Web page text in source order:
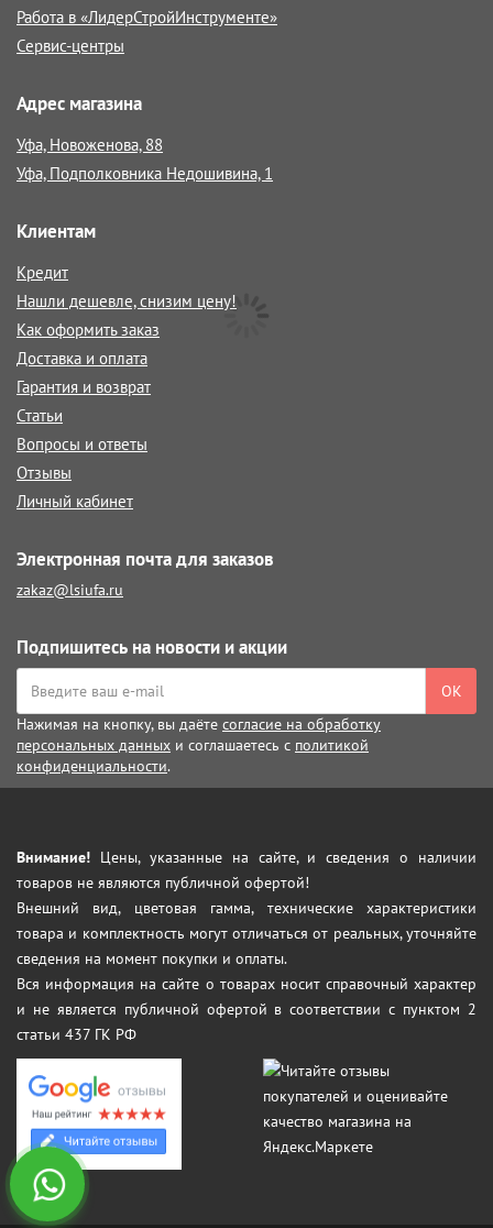
Работа в «ЛидерСтройИнструменте»
Сервис-центры
Адрес магазина
Уфа, Новоженова, 88
Уфа, Подполковника Недошивина, 1
Клиентам
Кредит
Нашли дешевле, снизим цену!
Как оформить заказ
Доставка и оплата
Гарантия и возврат
Статьи
Вопросы и ответы
Отзывы
Личный кабинет
Электронная почта для заказов
zakaz@lsiufa.ru
Подпишитесь на новости и акции
ОК
Нажимая на кнопку, вы даёте согласие на обработку
персональных данных и соглашаетесь с политикой
конфиденциальности.
Внимание! Цены, указанные на сайте, и сведения о наличии
товаров не являются публичной офертой!
Внешний вид, цветовая гамма, технические характеристики
товара и комплектность могут отличаться от реальных, уточняйте
сведения на момент покупки и оплаты.
Вся информация на сайте о товарах носит справочный характер
и не является публичной офертой в соответствии с пунктом 2
статьи 437 ГК РФ